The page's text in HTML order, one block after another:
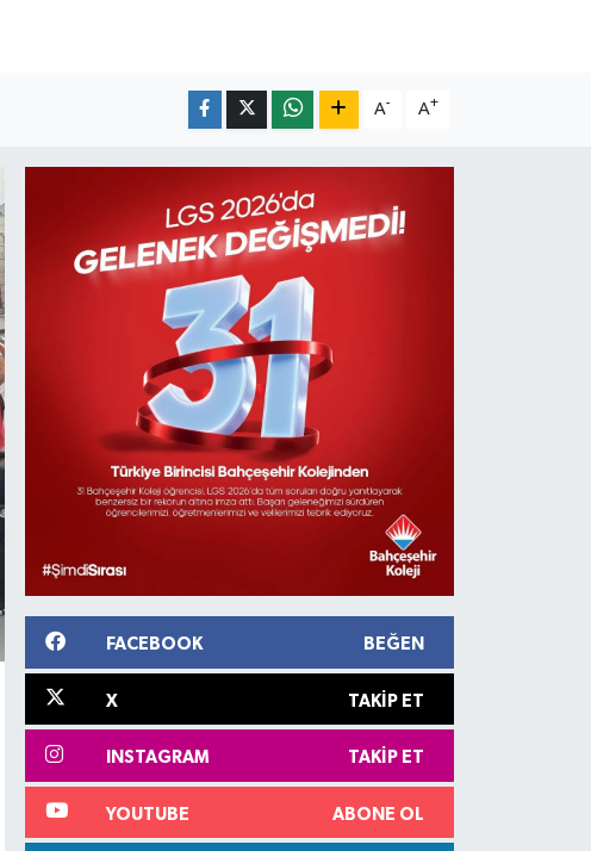
A- A+
FACEBOOK BEĞEN
X TAKIP ET
INSTAGRAM TAKIP ET
YOUTUBE ABONE OL